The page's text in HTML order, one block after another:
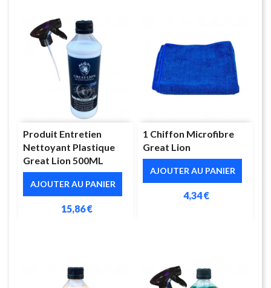
Produit Entretien
Nettoyant Plastique
Great Lion 500ML
AJOUTER AU PANIER
15,86 €
1 Chiffon Microfibre
Great Lion
AJOUTER AU PANIER
4,34 €